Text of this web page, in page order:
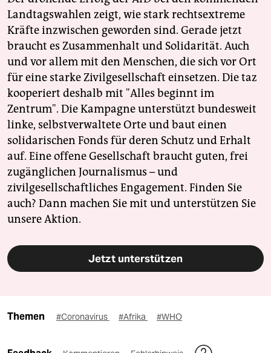
Landtagswahlen zeigt, wie stark rechtsextreme
Kräfte inzwischen geworden sind. Gerade jetzt
braucht es Zusammenhalt und Solidarität. Auch
und vor allem mit den Menschen, die sich vor Ort
für eine starke Zivilgesellschaft einsetzen. Die taz
kooperiert deshalb mit "Alles beginnt im
Zentrum". Die Kampagne unterstützt bundesweit
linke, selbstverwaltete Orte und baut einen
solidarischen Fonds für deren Schutz und Erhalt
auf. Eine offene Gesellschaft braucht guten, frei
zugänglichen Journalismus – und
zivilgesellschaftliches Engagement. Finden Sie
auch? Dann machen Sie mit und unterstützen Sie
unsere Aktion.
Jetzt unterstützen
Themen #Coronavirus #Afrika #WHO